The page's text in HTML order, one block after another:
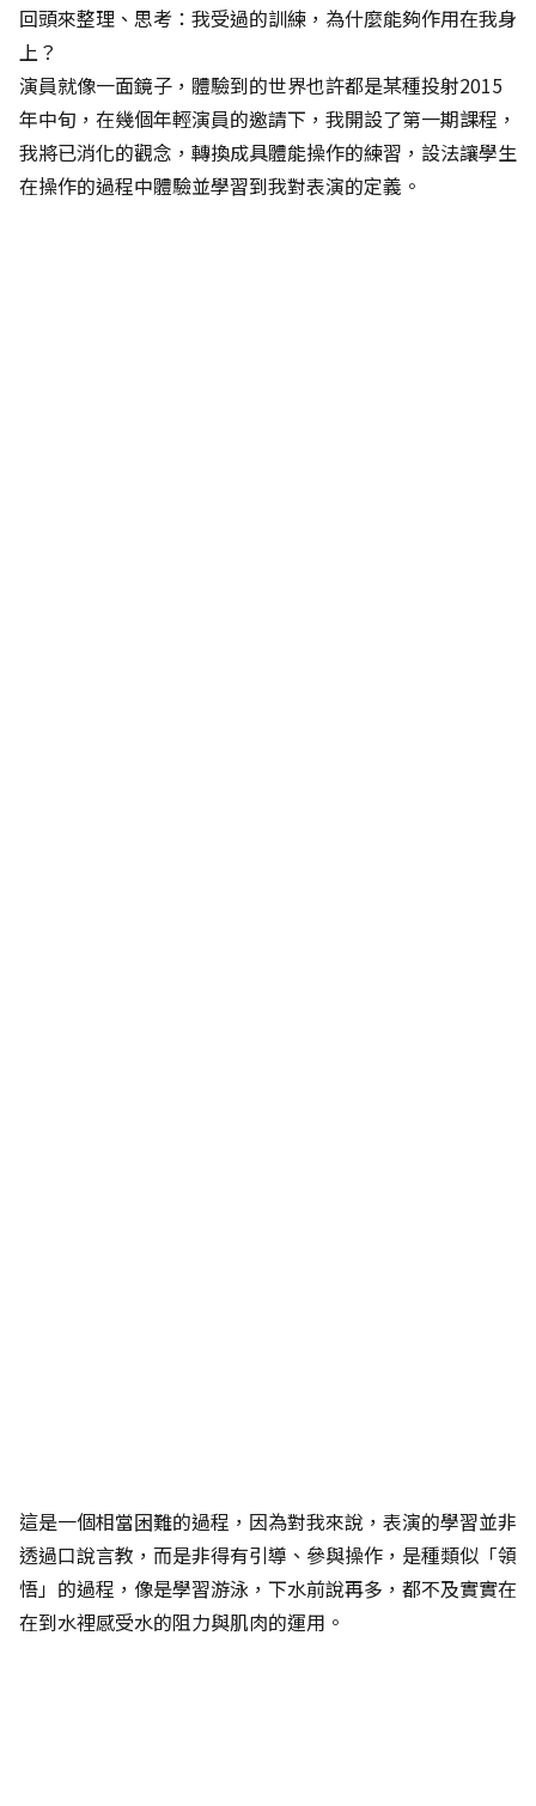
回頭來整理、思考：我受過的訓練，為什麼能夠作用在我身
上？
演員就像一面鏡子，體驗到的世界也許都是某種投射2015
年中旬，在幾個年輕演員的邀請下，我開設了第一期課程，
我將已消化的觀念，轉換成具體能操作的練習，設法讓學生
在操作的過程中體驗並學習到我對表演的定義。
這是一個相當困難的過程，因為對我來說，表演的學習並非
透過口說言教，而是非得有引導、參與操作，是種類似「領
悟」的過程，像是學習游泳，下水前說再多，都不及實實在
在到水裡感受水的阻力與肌肉的運用。